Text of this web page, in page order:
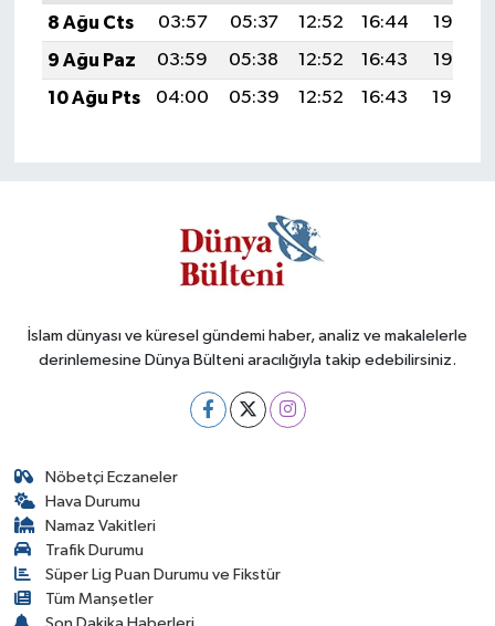
8 Ağu Cts
03:57 05:37 12:52 16:44
19:57
9 Ağu Paz
03:59 05:38 12:52 16:43
19:55
10 Ağu Pts
04:00 05:39 12:52 16:43 19:54
İslam dünyası ve küresel gündemi haber, analiz ve makalelerle
derinlemesine Dünya Bülteni aracılığıyla takip edebilirsiniz.
Nöbetçi Eczaneler
Hava Durumu
Namaz Vakitleri
Trafik Durumu
Süper Lig Puan Durumu ve Fikstür
Tüm Manşetler
Son Dakika Haberleri